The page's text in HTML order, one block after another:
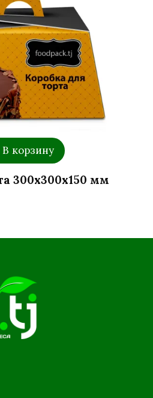
В корзину
300x300x150 мм